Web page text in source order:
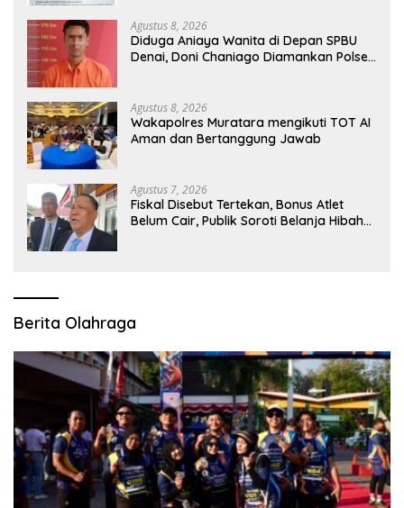
Agustus 8, 2026
Diduga Aniaya Wanita di Depan SPBU
Denai, Doni Chaniago Diamankan Polsek
Agustus 8, 2026
Wakapolres Muratara mengikuti TOT AI
Aman dan Bertanggung Jawab
Agustus 7, 2026
Fiskal Disebut Tertekan, Bonus Atlet
Belum Cair, Publik Soroti Belanja Hibah
Berita Olahraga